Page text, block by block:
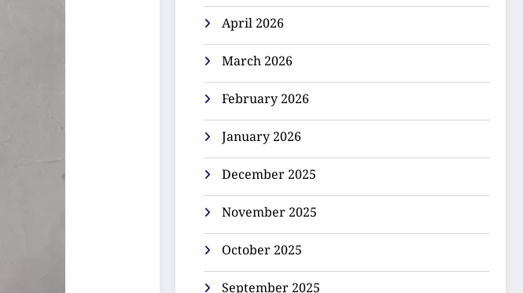
April 2026
March 2026
February 2026
January 2026
December 2025
November 2025
October 2025